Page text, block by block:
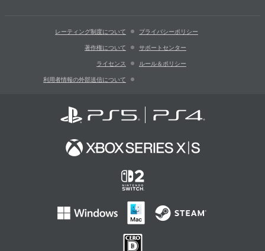
レーティング制度について プライバシーポリシー
著作権について サポートセンター
ライセンス ルール＆ポリシー
利用者情報の外部送信について